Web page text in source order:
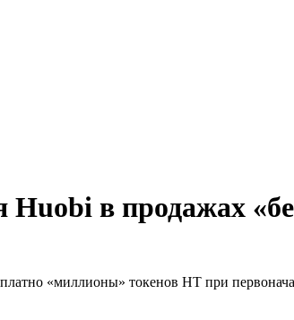
Huobi в продажах
«миллионы» токенов HT при